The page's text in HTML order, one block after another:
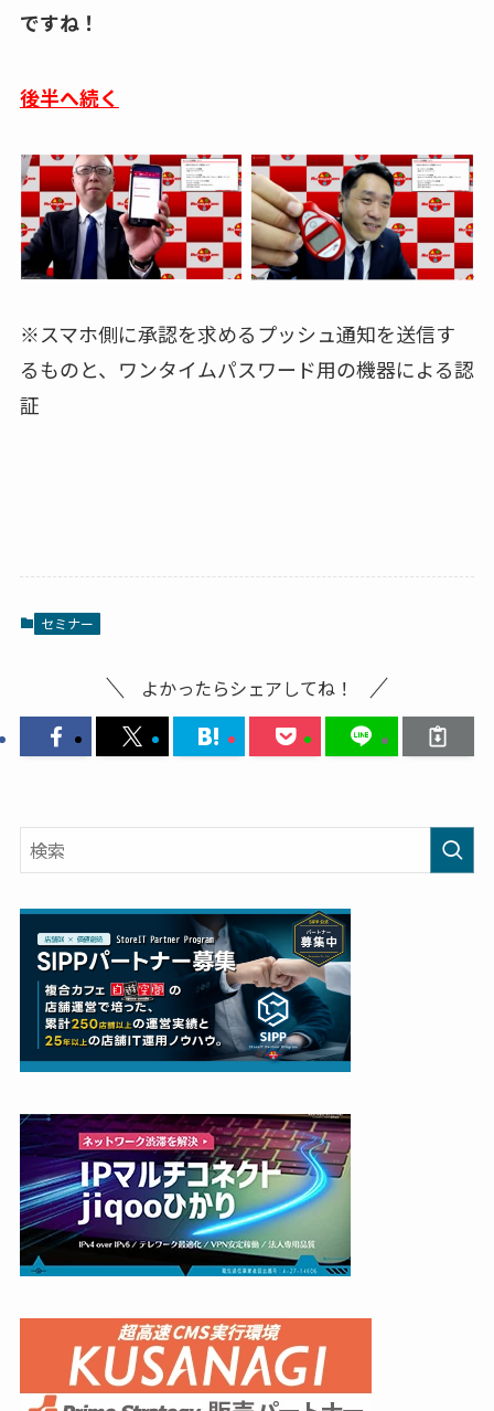
ですね！
後半へ続く
※スマホ側に承認を求めるプッシュ通知を送信す
るものと、ワンタイムパスワード用の機器による認
証
セミナー
よかったらシェアしてね！